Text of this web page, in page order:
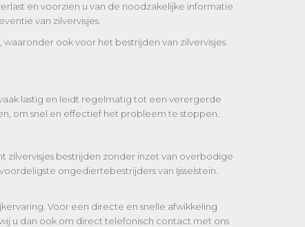
en voorzien u van de noodzakelijke informatie
van zilvervisjes.
ook voor het bestrijden van zilvervisjes
lastig en leidt regelmatig tot een verergerde
om snel en effectief het probleem te stoppen.
zilvervisjes bestrijden zonder inzet van overbodige
ongediertebestrijders van Ijsselstein.
Voor een directe en snelle afwikkeling
u dan ook om direct telefonisch contact met ons